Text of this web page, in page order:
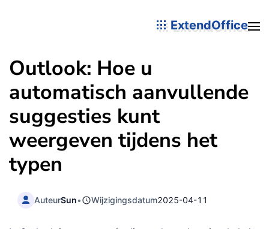
ExtendOffice
Outlook: Hoe u
automatisch aanvullende
suggesties kunt
weergeven tijdens het
typen
AuteurSun• Wijzigingsdatum2025-04-11